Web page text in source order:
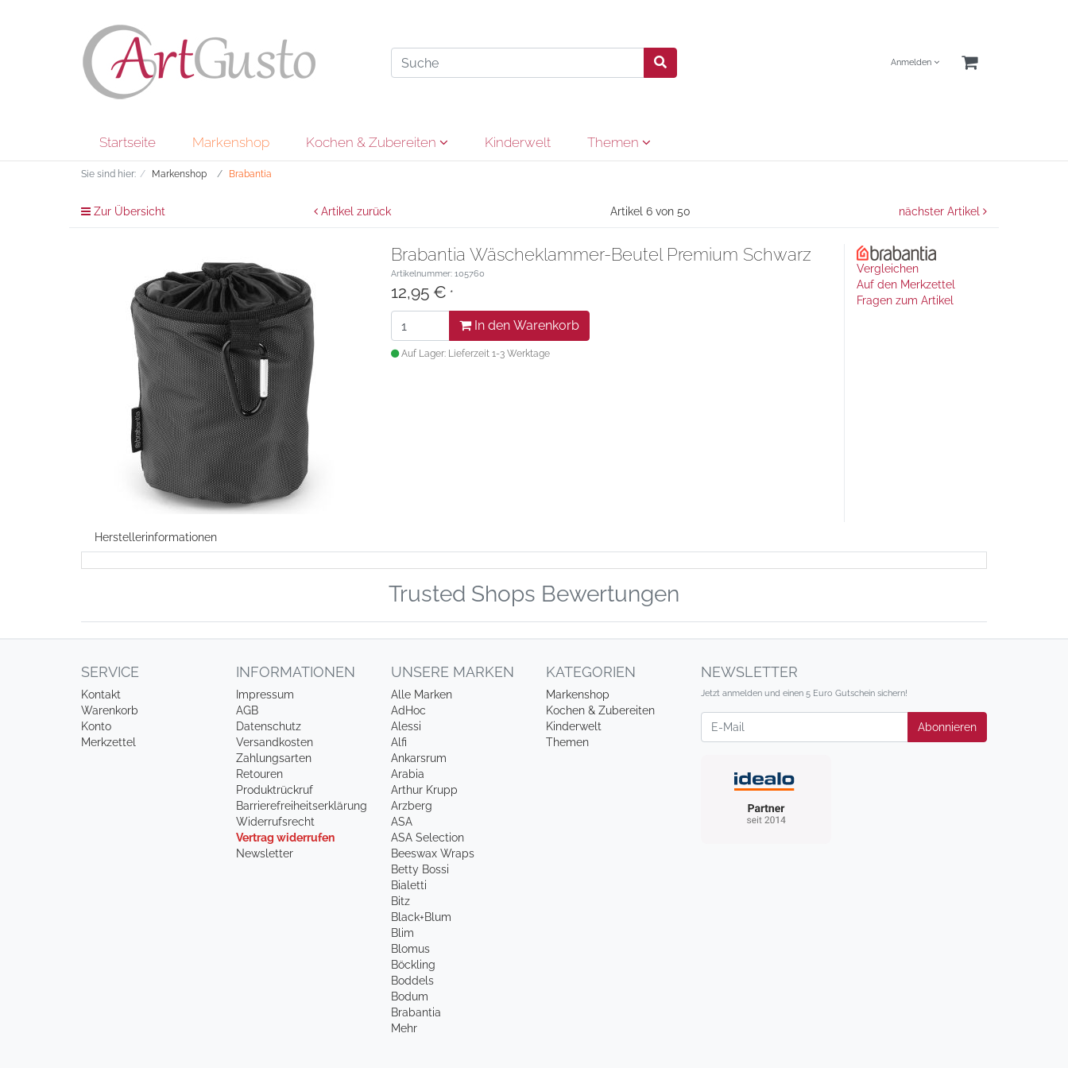
Anmelden
Startseite Markenshop Kochen & Zubereiten Kinderwelt Themen
Sie sind hier: Markenshop Brabantia
Zur Übersicht Artikel zurück Artikel 6 von 50 nächster Artikel
Brabantia Wäscheklammer-Beutel Premium Schwarz
Artikelnummer: 105760
12,95 € *
In den Warenkorb
Auf Lager: Lieferzeit 1-3 Werktage
Vergleichen
Auf den Merkzettel
Fragen zum Artikel
Herstellerinformationen
Trusted Shops Bewertungen
SERVICE
Kontakt
Warenkorb
Konto
Merkzettel
INFORMATIONEN
Impressum
AGB
Datenschutz
Versandkosten
Zahlungsarten
Retouren
Produktrückruf
Barrierefreiheitserklärung
Widerrufsrecht
Vertrag widerrufen
Newsletter
UNSERE MARKEN
Alle Marken
AdHoc
Alessi
Alfi
Ankarsrum
Arabia
Arthur Krupp
Arzberg
ASA
ASA Selection
Beeswax Wraps
Betty Bossi
Bialetti
Bitz
Black+Blum
Blim
Blomus
Böckling
Boddels
Bodum
Brabantia
Mehr
KATEGORIEN
Markenshop
Kochen & Zubereiten
Kinderwelt
Themen
NEWSLETTER
Jetzt anmelden und einen 5 Euro Gutschein sichern!
Newsletter
Abonnieren